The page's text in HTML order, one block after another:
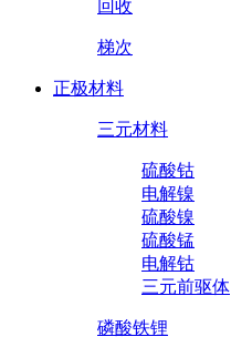
回收
梯次
正极材料
三元材料
硫酸钴
电解镍
硫酸镍
硫酸锰
电解钴
三元前驱体
磷酸铁锂